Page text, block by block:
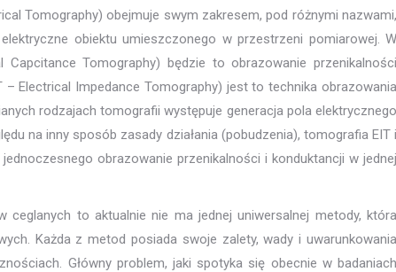
Tomography) obejmuje swym zakresem, pod różnymi nazwami,
obiektu umieszczonego w przestrzeni pomiarowej. W
Tomography) będzie to obrazowanie przenikalności
Electrical Impedance Tomography) jest to technika obrazowania
rodzajach tomografii występuje generacja pola elektrycznego
na inny sposób zasady działania (pobudzenia), tomografia EIT i
obrazowanie przenikalności i konduktancji w jednej
to aktualnie nie ma jednej uniwersalnej metody, która
Każda z metod posiada swoje zalety, wady i uwarunkowania
Główny problem, jaki spotyka się obecnie w badaniach